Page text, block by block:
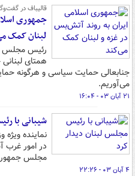
قالیباف در
جمهوری
لبنان کمک
رئیس مجلس
همتای
جنابعالی حمایت سیاسی و هرگونه
می‌آوریم.
۲۱ آبان ۰۳ - ۱۶:۰۴
شیبانی با
نماینده ویژه
در امور غرب
مجلس
۴ آبان ۰۳ - ۲۲:۲۶